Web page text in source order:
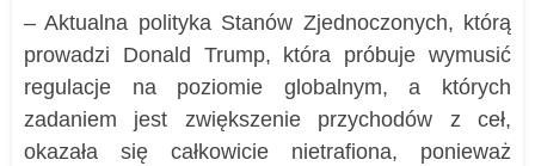
– Aktualna polityka Stanów Zjednoczonych, którą
prowadzi Donald Trump, która próbuje wymusić
regulacje na poziomie globalnym, a których
zadaniem jest zwiększenie przychodów z ceł,
okazała się całkowicie nietrafiona, ponieważ